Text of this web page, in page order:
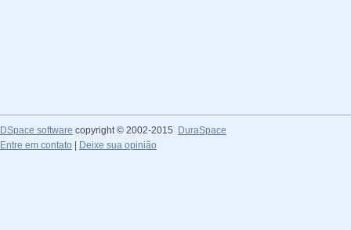
DSpace software copyright © 2002-2015
DuraSpace
Entre em contato
Deixe sua opinião